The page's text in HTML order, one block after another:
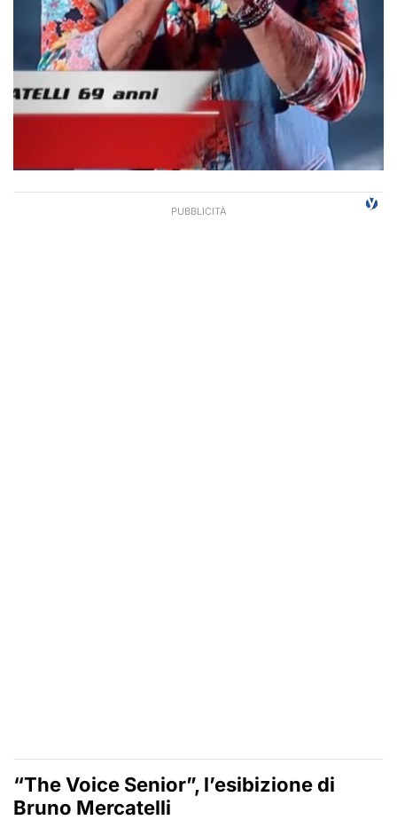
“The Voice Senior”, l’esibizione di
Bruno Mercatelli